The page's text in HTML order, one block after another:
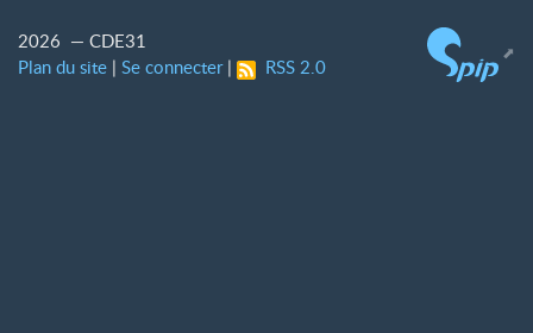
2026 — CDE31
Plan du site | Se connecter| RSS 2.0